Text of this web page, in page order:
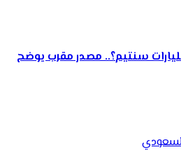
ديون الوداد 6 مليارات سنتيم؟.. مصدر مقرب يوضح